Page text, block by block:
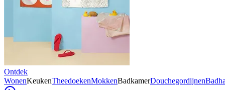
Ontdek
WonenKeukenTheedoekenMokkenBadkamerDouchegordijnen